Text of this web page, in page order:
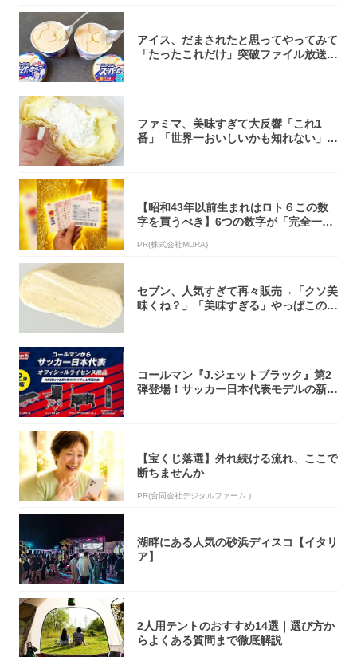
アイス、だまされたと思ってやってみて
「たったこれだけ」突破ファイル放送で
ファミマ、美味すぎて大反響「これ1
番」「世界一おいしいかも知れない」
【昭和43年以前生まれはロト６この数
字を買うべき】6つの数字が「完全一
PR(株式会社MURA)
セブン、人気すぎて再々販売→「クソ美
味くね？」「美味すぎる」やっぱこのク
コールマン『J.ジェットブラック』第2
弾登場！サッカー日本代表モデルの新作
【宝くじ落選】外れ続ける流れ、ここで
断ちませんか
PR(合同会社デジタルファーム )
湖畔にある人気の砂浜ディスコ【イタリ
ア】
2人用テントのおすすめ14選｜選び方か
らよくある質問まで徹底解説